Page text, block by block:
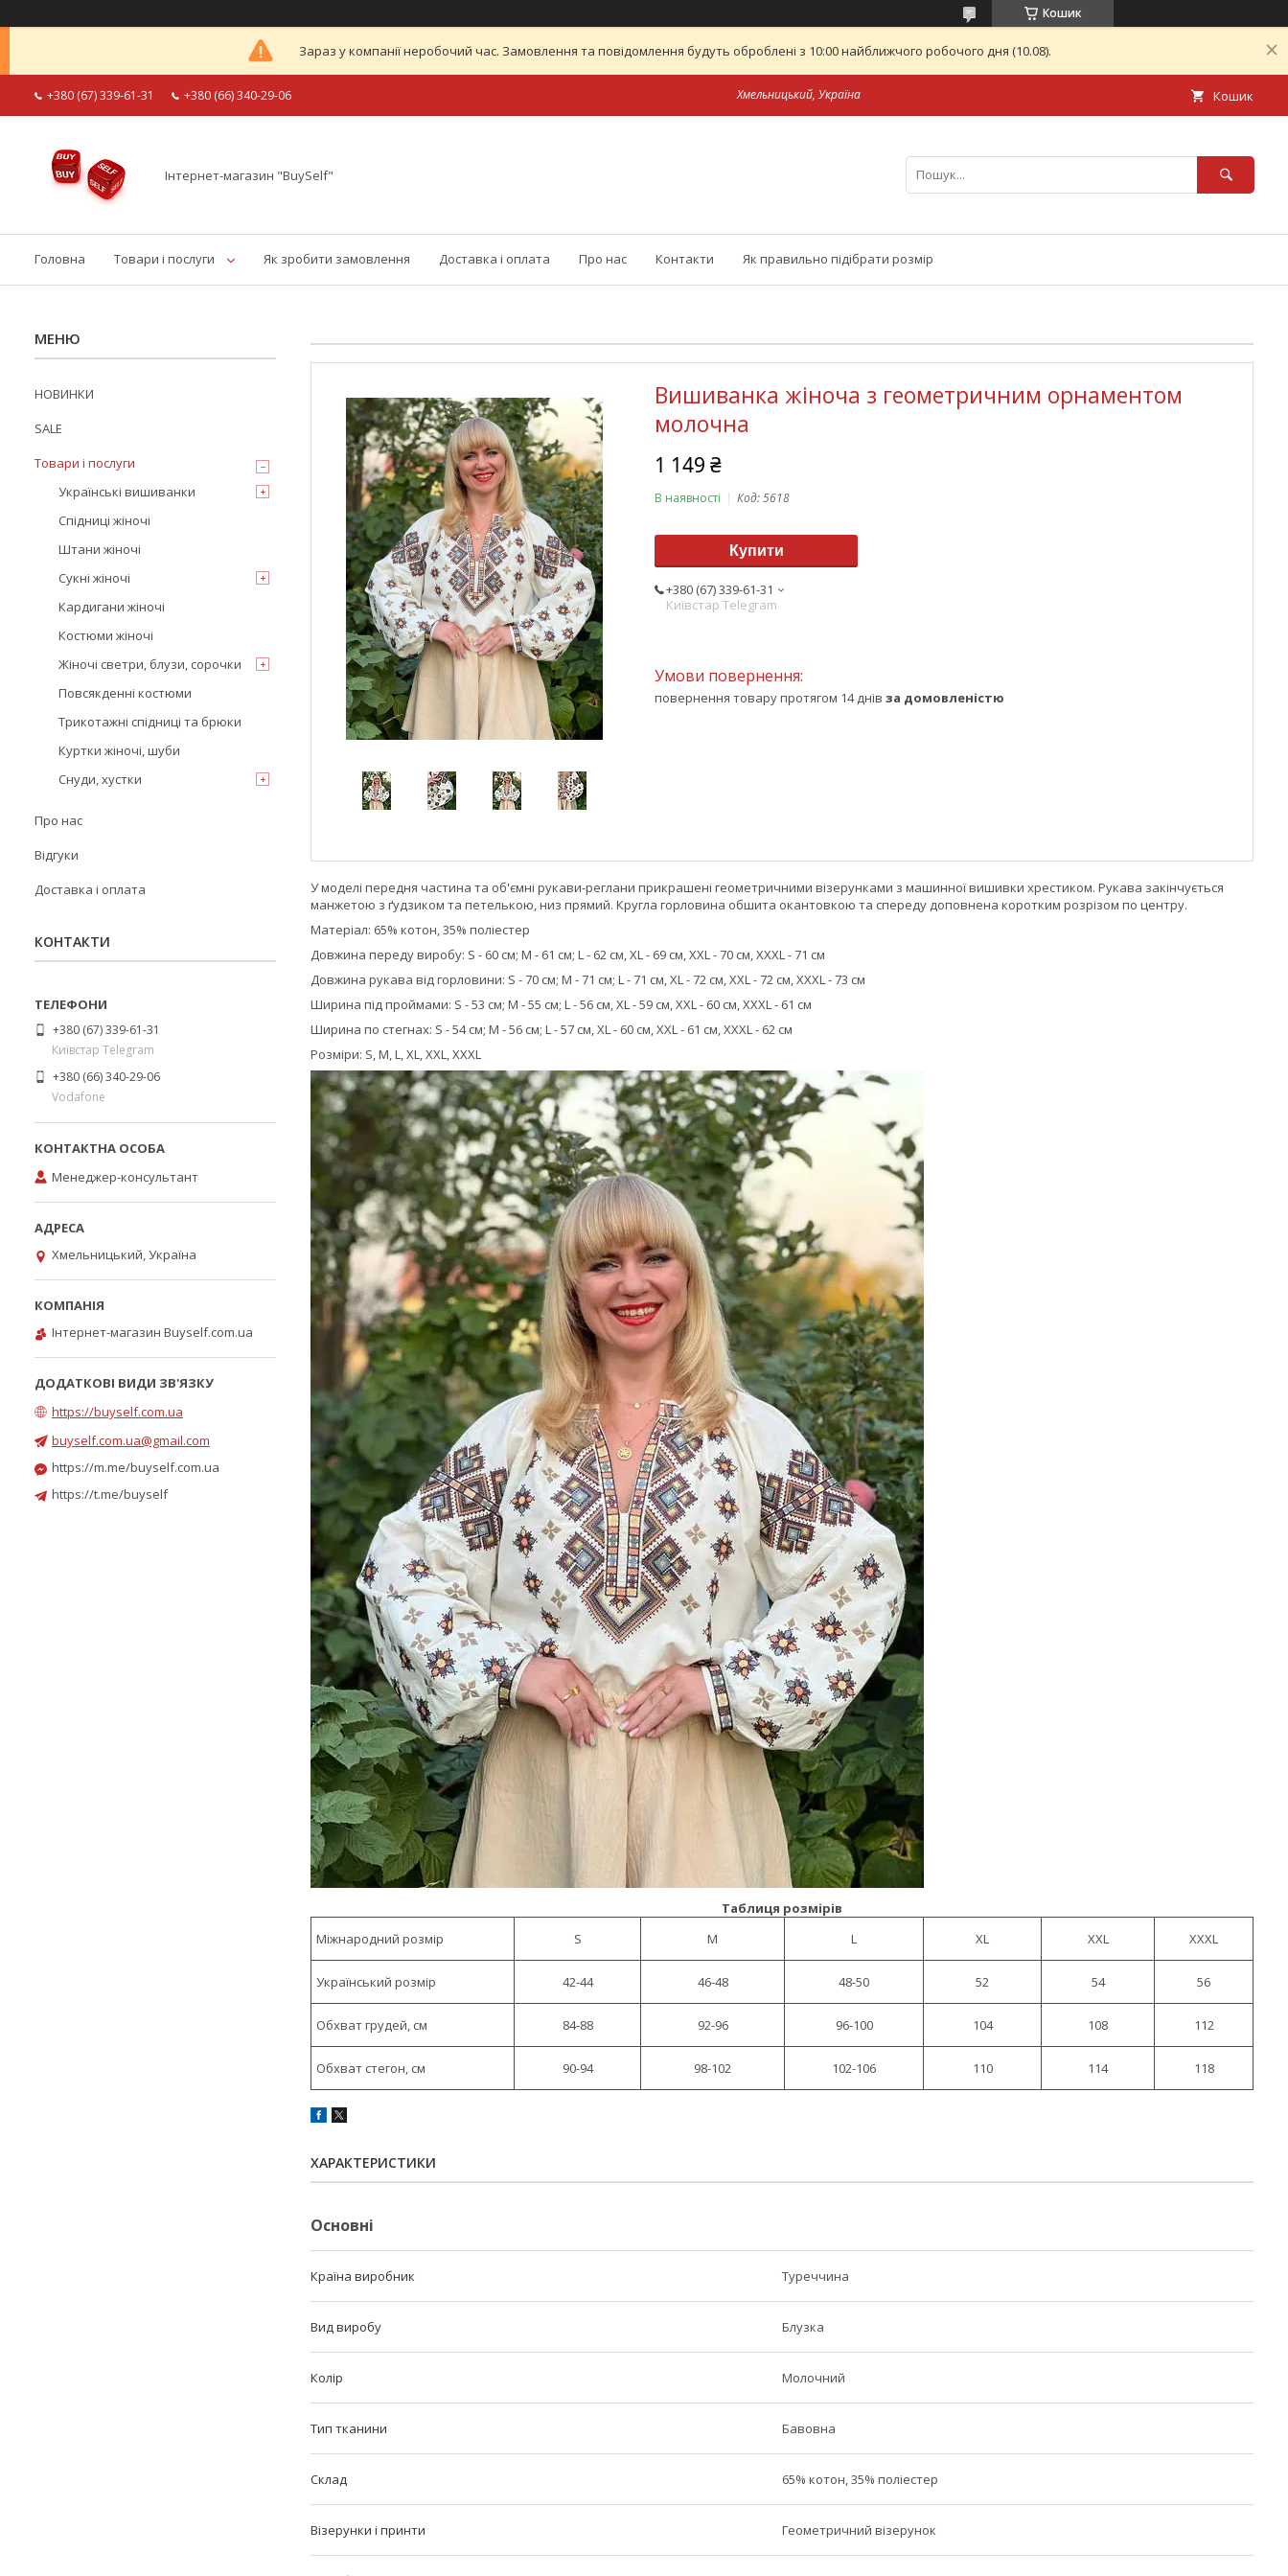
Кошик
Зараз у компанії неробочий час. Замовлення та повідомлення будуть оброблені з 10:00 найближчого робочого дня (10.08).
+380 (67) 339-61-31 +380 (66) 340-29-06 Хмельницький, Україна Кошик
Інтернет-магазин "BuySelf"
Головна Товари і послуги Як зробити замовлення Доставка і оплата Про нас Контакти Як правильно підібрати розмір
Вишиванка жіноча з геометричним орнаментом
молочна
1 149 ₴
В наявності Код:5618
Купити
+380 (67) 339-61-31
Київстар Telegram
повернення товару протягом 14 днів за домовленістю
У моделі передня частина та об'ємні рукави-реглани прикрашені геометричними візерунками з машинної вишивки хрестиком. Рукава закінчується
манжетою з ґудзиком та петелькою, низ прямий. Кругла горловина обшита окантовкою та спереду доповнена коротким розрізом по центру.
Матеріал: 65% котон, 35% поліестер
Довжина переду виробу: S - 60 см; M - 61 см; L - 62 см, XL - 69 см, XXL - 70 см, XXXL - 71 см
Довжина рукава від горловини: S - 70 см; M - 71 см; L - 71 см, XL - 72 см, XXL - 72 см, XXXL - 73 см
Ширина під проймами: S - 53 см; M - 55 см; L - 56 см, XL - 59 см, XXL - 60 см, XXXL - 61 см
Ширина по стегнах: S - 54 см; M - 56 см; L - 57 см, XL - 60 см, XXL - 61 см, XXXL - 62 см
Розміри: S, M, L, XL, XXL, XXXL
Таблиця розмірів
Міжнародний розмір
S M L XL XXL XXXL
Український розмір 42-44 46-48 48-50 52 54 56
Обхват грудей, см 84-88 92-96 96-100 104 108 112
Обхват стегон, см 90-94 98-102 102-106 110 114 118
ХАРАКТЕРИСТИКИ
Основні
Країна виробник Туреччина
Вид виробу Блузка
Колір Молочний
Тип тканини Бавовна
Склад 65% котон, 35% поліестер
Візерунки і принти Геометричний візерунок
НОВИНКИ
SALE
Товари і послуги
Українські вишиванки
Спідниці жіночі
Штани жіночі
Сукні жіночі
Кардигани жіночі
Костюми жіночі
Жіночі светри, блузи, сорочки
Повсякденні костюми
Трикотажні спідниці та брюки
Куртки жіночі, шуби
Снуди, хустки
Про нас
Відгуки
Доставка і оплата
КОНТАКТИ
+380 (67) 339-61-31
Київстар Telegram
+380 (66) 340-29-06
Vodafone
Менеджер-консультант
Хмельницький, Україна
Інтернет-магазин Buyself.com.ua
https://buyself.com.ua
buyself.com.ua@gmail.com
https://m.me/buyself.com.ua
https://t.me/buyself